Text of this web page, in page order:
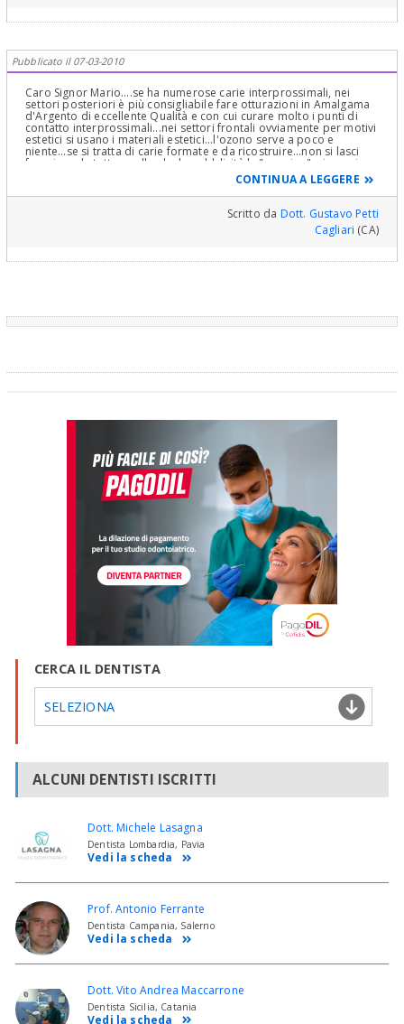
Pubblicato il 07-03-2010
Caro Signor Mario....se ha numerose carie interprossimali, nei
settori posteriori è più consigliabile fare otturazioni in Amalgama
d'Argento di eccellente Qualità e con cui curare molto i punti di
contatto interprossimali...nei settori frontali ovviamente per motivi
estetici si usano i materiali estetici...l'ozono serve a poco e
niente...se si tratta di carie formate e da ricostruire...non si lasci
fuorviare da tutto quello che la pubblicità le "propina"....in ogni
caso per conoscere i dentisti che cerca...basta digitare il nome
della sua città o regione in CERCA DENTISTA nella home page di
questo portale...e leggere nei loro profili quello che
fanno!.........Cordialmente Gustavo Petti, Parodontologia,
Gnatologia e Riabilitazione Orale Completa in Casi Clinici
Complessi ed Ortodonzia e Pedodonzia la figlia Claudia Petti, in
CONTINUA A LEGGERE
Scritto da Dott. Gustavo Petti
Cagliari (CA)
CERCA IL DENTISTA
SELEZIONA
ALCUNI DENTISTI ISCRITTI
Dott. Michele Lasagna
Dentista Lombardia, Pavia
Vedi la scheda
Prof. Antonio Ferrante
Dentista Campania, Salerno
Vedi la scheda
Dott. Vito Andrea Maccarrone
Dentista Sicilia, Catania
Vedi la scheda